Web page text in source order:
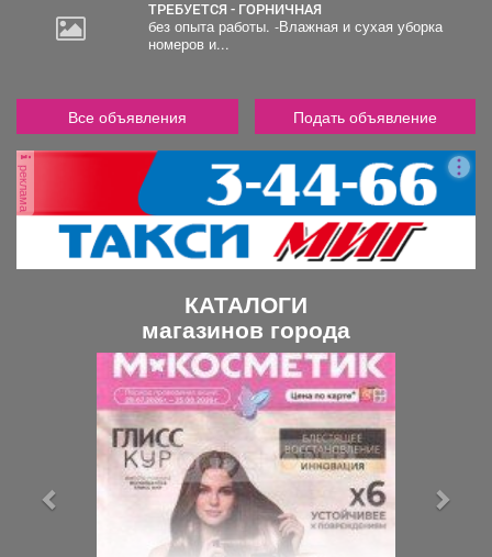
ТРЕБУЕТСЯ - ГОРНИЧНАЯ
без опыта работы. -Влажная и сухая уборка
номеров и...
Все объявления Подать объявление
реклама
КАТАЛОГИ
магазинов города